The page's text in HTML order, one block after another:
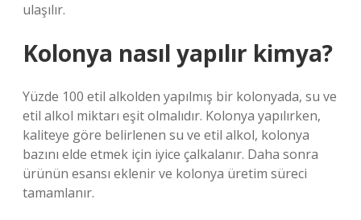
ulaşılır.
Kolonya nasıl yapılır kimya?
Yüzde 100 etil alkolden yapılmış bir kolonyada, su ve
etil alkol miktarı eşit olmalıdır. Kolonya yapılırken,
kaliteye göre belirlenen su ve etil alkol, kolonya
bazını elde etmek için iyice çalkalanır. Daha sonra
ürünün esansı eklenir ve kolonya üretim süreci
tamamlanır.